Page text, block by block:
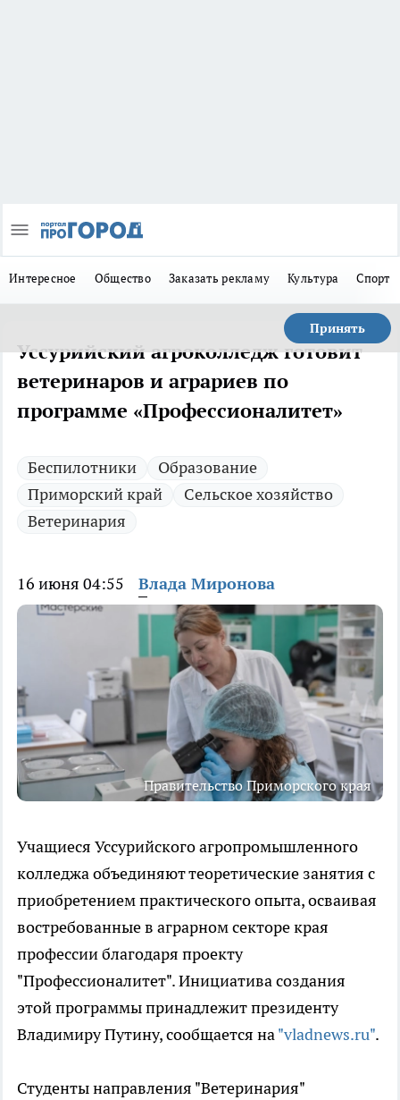
Интересное Общество Заказать рекламу Культура Спорт
Принять
Уссурийский агроколледж готовит
ветеринаров и аграриев по
программе «Профессионалитет»
Беспилотники
Образование
Приморский край
Сельское хозяйство
Ветеринария
16 июня 04:55 Влада Миронова
Правительство Приморского края
Учащиеся Уссурийского агропромышленного
колледжа объединяют теоретические занятия с
приобретением практического опыта, осваивая
востребованные в аграрном секторе края
профессии благодаря проекту
"Профессионалитет". Инициатива создания
этой программы принадлежит президенту
Владимиру Путину, сообщается на"vladnews.ru".
Студенты направления "Ветеринария"